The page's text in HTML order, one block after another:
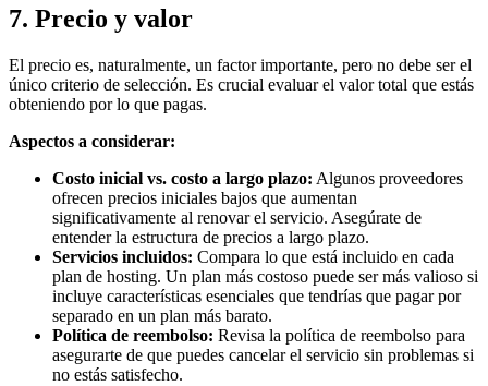
7. Precio y valor
El precio es, naturalmente, un factor importante, pero no debe ser el
único criterio de selección. Es crucial evaluar el valor total que estás
obteniendo por lo que pagas.
Aspectos a considerar:
Costo inicial vs. costo a largo plazo: Algunos proveedores
ofrecen precios iniciales bajos que aumentan
significativamente al renovar el servicio. Asegúrate de
entender la estructura de precios a largo plazo.
Servicios incluidos: Compara lo que está incluido en cada
plan de hosting. Un plan más costoso puede ser más valioso si
incluye características esenciales que tendrías que pagar por
separado en un plan más barato.
Política de reembolso: Revisa la política de reembolso para
asegurarte de que puedes cancelar el servicio sin problemas si
no estás satisfecho.